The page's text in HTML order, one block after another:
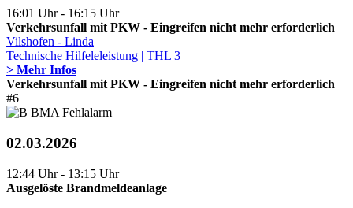
16:01 Uhr - 16:15 Uhr
Verkehrsunfall mit PKW - Eingreifen nicht mehr erforderlich
Vilshofen - Linda
Technische Hilfeleleistung | THL 3
> Mehr Infos
Verkehrsunfall mit PKW - Eingreifen nicht mehr erforderlich
#6
02.03.2026
12:44 Uhr - 13:15 Uhr
Ausgelöste Brandmeldeanlage